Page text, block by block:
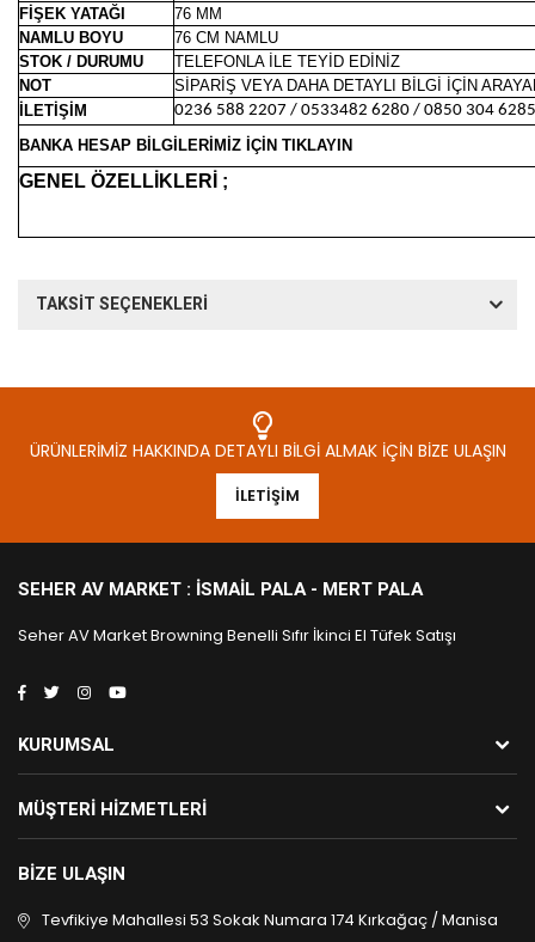
FİŞEK YATAĞI
76 MM
NAMLU BOYU
76 CM NAMLU
STOK / DURUMU
TELEFONLA İLE TEYİD EDİNİZ
NOT
SİPARİŞ VEYA DAHA DETAYLI BİLGİ İÇİN
İLETİŞİM
0236 588 2207 / 0533482 6280 / 0850 304
BANKA HESAP BİLGİLERİMİZ İÇİN TIKLAYIN
GENEL ÖZELLİKLERİ ;
TAKSİT SEÇENEKLERİ
ÜRÜNLERIMIZ HAKKINDA DETAYLI BILGI ALMAK İÇIN BIZE ULAŞIN
İLETIŞIM
SEHER AV MARKET : İSMAIL PALA - MERT PALA
Seher AV Market Browning Benelli Sıfır İkinci El Tüfek Satışı
KURUMSAL
MÜŞTERI HIZMETLERI
BIZE ULAŞIN
Tevfikiye Mahallesi 53 Sokak Numara 174 Kırkağaç / Manisa